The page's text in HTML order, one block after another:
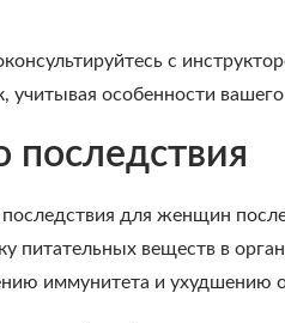
с
учитывая особенности
последствия
для женщин
питательных веществ в
иммунитета и ухудшению